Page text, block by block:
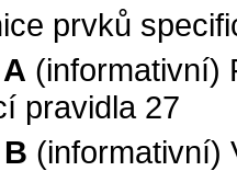
prvků
(informativní)
pravidla 27
(informativní)